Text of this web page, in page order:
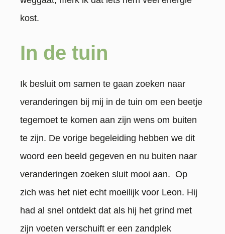
kost.
In de tuin
Ik besluit om samen te gaan zoeken naar
veranderingen bij mij in de tuin om een beetje
tegemoet te komen aan zijn wens om buiten
te zijn. De vorige begeleiding hebben we dit
woord een beeld gegeven en nu buiten naar
veranderingen zoeken sluit mooi aan. Op
zich was het niet echt moeilijk voor Leon. Hij
had al snel ontdekt dat als hij het grind met
zijn voeten verschuift er een zandplek